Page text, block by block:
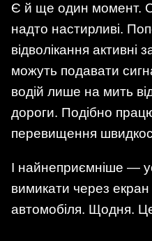
Є й ще один момент.
надто настирливі.
відволікання активні
можуть подавати
водій лише на мить
дороги. Подібно
перевищення
І найнеприємніше —
вимикати через
автомобіля. Щодня.